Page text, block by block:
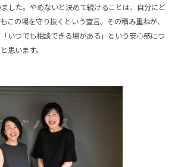
した。やめないと決めて続けることは、自分にど
この場を守り抜くという宣言。その積み重ねが、
いつでも相談できる場がある」という安心感につ
思います。